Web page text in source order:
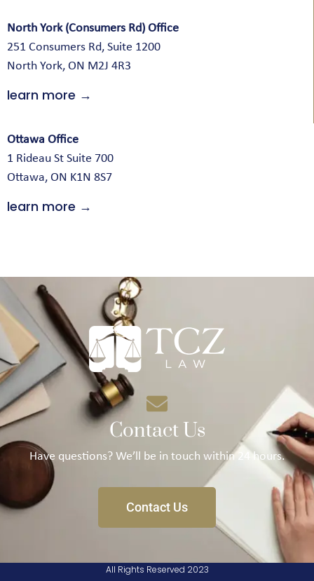
North York (Consumers Rd) Office
251 Consumers Rd, Suite 1200
North York, ON M2J 4R3
learn more →
Ottawa Office
1 Rideau St Suite 700
Ottawa, ON K1N 8S7
learn more →
Contact Us
Have questions? We’ll be in touch within 24 hours.
Contact Us
All Rights Reserved 2023